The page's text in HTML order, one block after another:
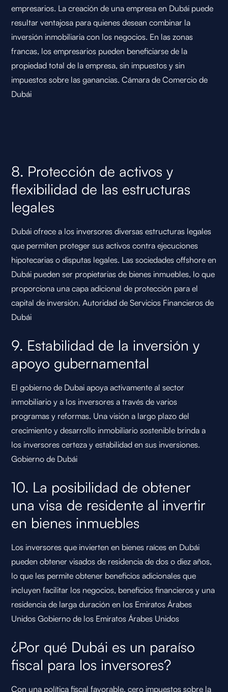
empresarios. La creación de una empresa en Dubái puede
resultar ventajosa para quienes desean combinar la
inversión inmobiliaria con los negocios. En las zonas
francas, los empresarios pueden beneficiarse de la
propiedad total de la empresa, sin impuestos y sin
impuestos sobre las ganancias.Cámara de Comercio de
Dubái
8. Protección de activos y
flexibilidad de las estructuras
legales
Dubái ofrece a los inversores diversas estructuras legales
que permiten proteger sus activos contra ejecuciones
hipotecarias o disputas legales. Las sociedades offshore en
Dubái pueden ser propietarias de bienes inmuebles, lo que
proporciona una capa adicional de protección para el
capital de inversión.Autoridad de Servicios Financieros de
Dubái
9. Estabilidad de la inversión y
apoyo gubernamental
El gobierno de Dubai apoya activamente al sector
inmobiliario y a los inversores a través de varios
programas y reformas. Una visión a largo plazo del
crecimiento y desarrollo inmobiliario sostenible brinda a
los inversores certeza y estabilidad en sus inversiones.
Gobierno de Dubái
10. La posibilidad de obtener
una visa de residente al invertir
en bienes inmuebles
Los inversores que invierten en bienes raíces en Dubái
pueden obtener visados de residencia de dos o diez años,
lo que les permite obtener beneficios adicionales que
incluyen facilitar los negocios, beneficios financieros y una
residencia de larga duración en los Emiratos Árabes
UnidosGobierno de los Emiratos Árabes Unidos
¿Por qué Dubái es un paraíso
fiscal para los inversores?
Con una política fiscal favorable, cero impuestos sobre la